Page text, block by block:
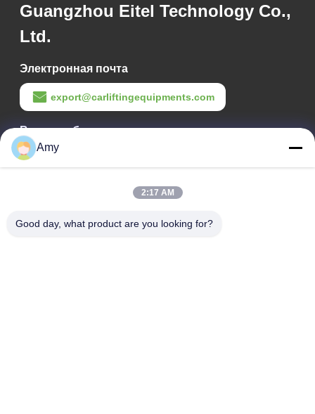
Guangzhou Eitel Technology Co.,
Ltd.
Электронная почта
export@carliftingequipments.com
Время работы
09:00-18:00
Национальная дорога 106, район Хуаду, город Гуанчжоу
Amy
2:17 AM
Good day, what product are you looking for?